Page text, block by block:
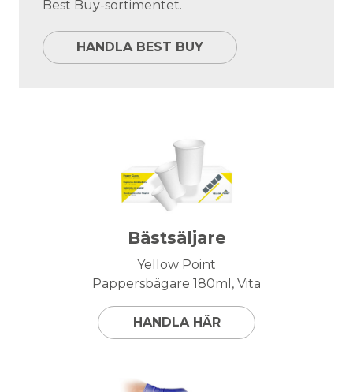
Best Buy-sortimentet.
HANDLA BEST BUY
Bästsäljare
Yellow Point
Pappersbägare 180ml, Vita
HANDLA HÄR